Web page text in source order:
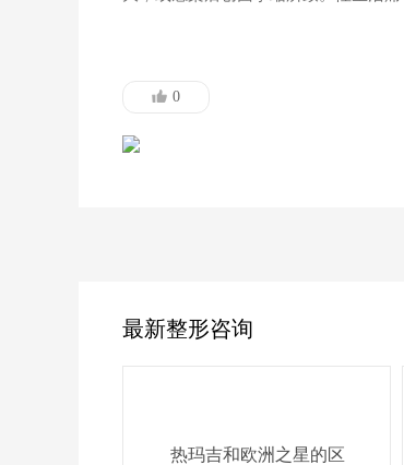
0
最新整形咨询
热玛吉和欧洲之星的区